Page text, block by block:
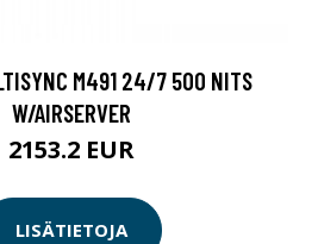
M491 24/7 500 NITS
W/AIRSERVER
2153.2 EUR
LISÄTIETOJA